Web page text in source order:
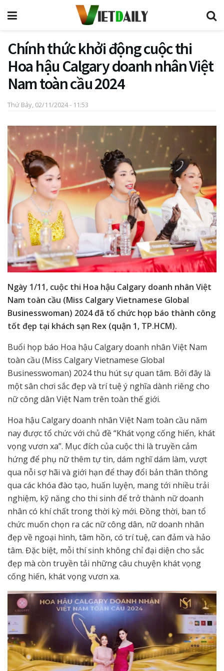
Chính thức khởi động cuộc thi
Hoa hậu Calgary doanh nhân Việt
Nam toàn cầu 2024
Thứ Bảy, 02/11/2024 - 11:53
Ngày 1/11, cuộc thi Hoa hậu Calgary doanh nhân Việt
Nam toàn cầu (Miss Calgary Vietnamese Global
Businesswoman) 2024 đã tổ chức họp báo thành công
tốt đẹp tại khách sạn Rex (quận 1, TP.HCM).
Buổi họp báo Hoa hậu Calgary doanh nhân Việt Nam
toàn cầu (Miss Calgary Vietnamese Global
Businesswoman) 2024 thu hút sự quan tâm. Bởi đây là
một sân chơi sắc đẹp và trí tuệ ý nghĩa dành riêng cho
nữ công dân Việt Nam trên toàn thế giới.
Hoa hậu Calgary doanh nhân Việt Nam toàn cầu năm
nay được tổ chức với chủ đề “Khát vọng cống hiến, khát
vọng vươn xa”. Mục đích của cuộc thi là truyền cảm
hứng để phụ nữ thêm tự tin, dám nghĩ dám làm, vượt
qua nỗi sợ hãi và giới hạn để thay đổi bản thân thông
qua các khóa đào tạo, huấn luyện, mang tới nhiều trải
nghiệm, kỹ năng cho thi sinh để trở thành nữ doanh
nhân có khí chất trong thời kỳ mới. Đồng thời, ban tổ
chức muốn chọn ra các nữ công dân, nữ doanh nhân
đẹp về ngoại hình, tâm hồn, có trí tuệ, can đảm và hảo
tâm. Đặc biệt, mỗi thí sinh không chỉ đại diện cho sắc
đẹp mà còn truyền tải những câu chuyện khát vọng
cống hiến, khát vọng vươn xa.